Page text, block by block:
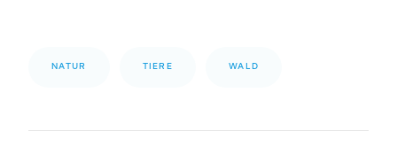
NATUR TIERE WALD